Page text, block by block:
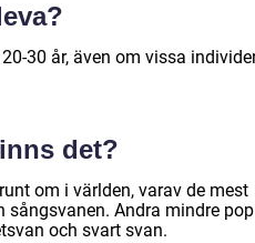
30 år, även om vissa
det?
om i världen, varav de mest
sångsvanen. Andra mindre
och svart svan.